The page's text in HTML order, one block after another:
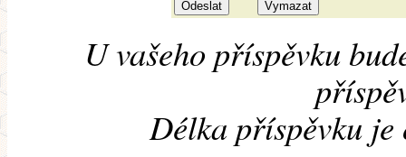
U vašeho příspěvku
Délka příspěvku je